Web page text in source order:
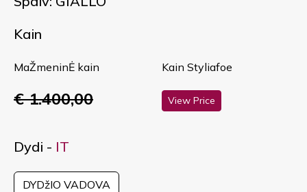
Kain
MaŽmeninĖ kain
€ 1.400,00
Kain Styliafoe
View Price
Dydi - IT
DYDžIO VADOVA